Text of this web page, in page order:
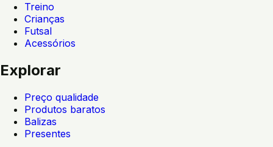
Treino
Crianças
Futsal
Acessórios
Explorar
Preço qualidade
Produtos baratos
Balizas
Presentes